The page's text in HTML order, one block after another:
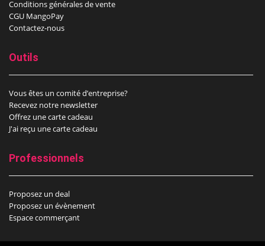
Conditions générales de vente
CGU MangoPay
Contactez-nous
Outils
Vous êtes un comité d’entreprise?
Recevez notre newsletter
Offrez une carte cadeau
J'ai reçu une carte cadeau
Professionnels
Proposez un deal
Proposez un évènement
Espace commerçant